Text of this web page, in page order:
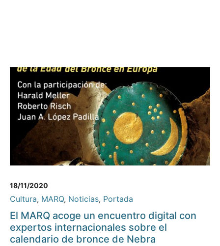
18/11/2020
Cultura, MARQ, Noticias, Portada
El MARQ acoge un encuentro digital con
expertos internacionales sobre el
calendario de bronce de Nebra